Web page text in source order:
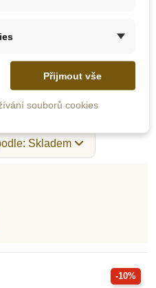
Skladem
-10%
Přijmout vše
souborů cookies